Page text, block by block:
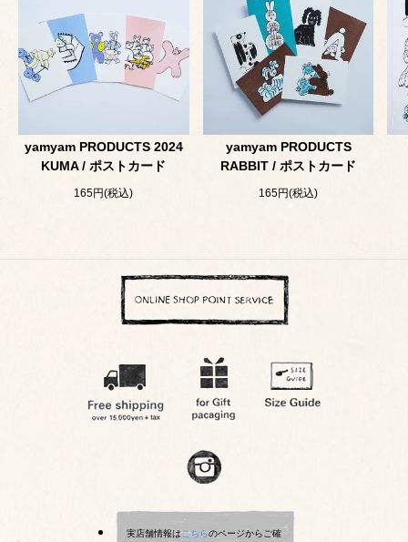
yamyam PRODUCTS 2024
KUMA / ポストカード
165円(税込)
yamyam PRODUCTS
RABBIT / ポストカード
165円(税込)
実店舗情報はこちらのページからご確